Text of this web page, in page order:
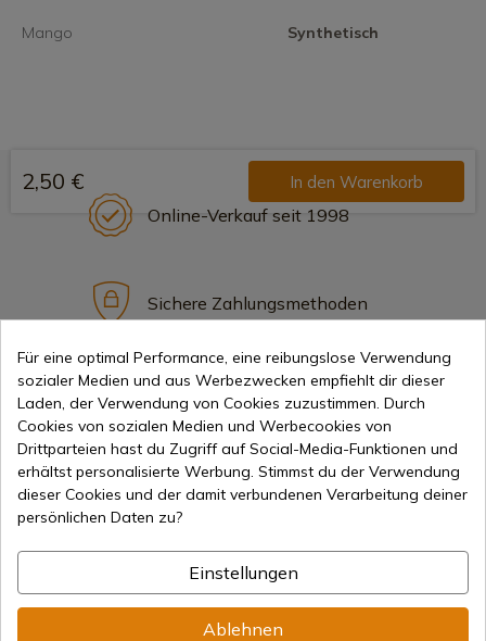
Mango Synthetisch
2,50 € In den Warenkorb
Online-Verkauf seit 1998
Sichere Zahlungsmethoden
Internationaler Versand
info@aceros-de-hispania.com
Für eine optimal Performance, eine reibungslose Verwendung
sozialer Medien und aus Werbezwecken empfiehlt dir dieser
Laden, der Verwendung von Cookies zuzustimmen. Durch
Cookies von sozialen Medien und Werbecookies von
Drittparteien hast du Zugriff auf Social-Media-Funktionen und
erhältst personalisierte Werbung. Stimmst du der Verwendung
dieser Cookies und der damit verbundenen Verarbeitung deiner
persönlichen Daten zu?
Einstellungen
Ablehnen